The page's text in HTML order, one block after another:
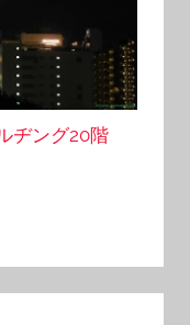
ヂング20階